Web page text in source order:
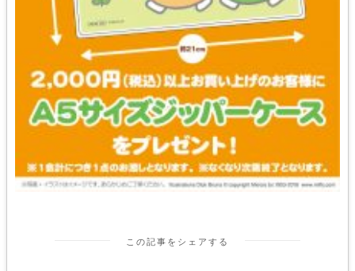
この記事をシェアする